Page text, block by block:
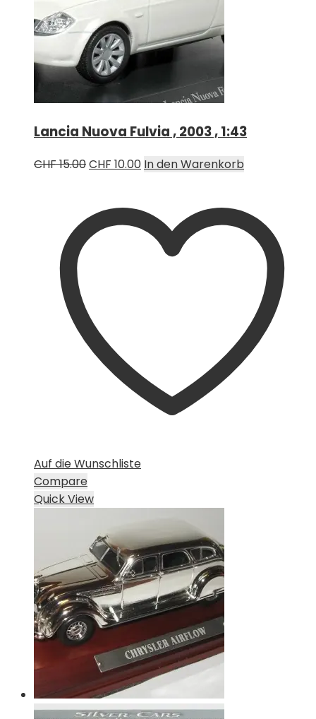
Lancia Nuova Fulvia , 2003 , 1:43
CHF15.00Ursprünglicher
CHF 15.00
CHF 10.00Aktueller
CHF 10.00.
In den Warenkorb
Auf die Wunschliste
Compare
Quick View